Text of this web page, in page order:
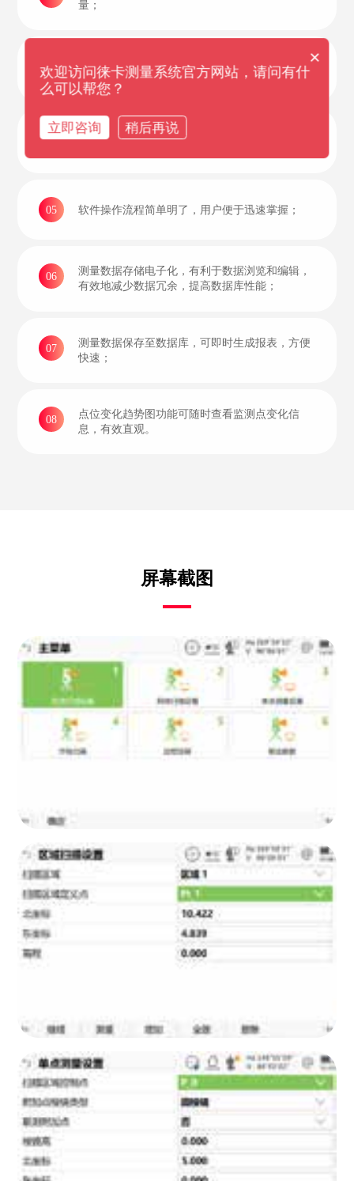
量；
03
方式与远程控制中心进行通讯；
04
一台仪器可设置多个扫描区域进行连续分块监
05 软件操作流程简单明了，用户便于迅速掌握；
06
测量数据存储电子化，有利于数据浏览和编辑，
有效地减少数据冗余，提高数据库性能；
07
测量数据保存至数据库，可即时生成报表，方便
快速；
08
点位变化趋势图功能可随时查看监测点变化信
息，有效直观。
屏幕截图
×
欢迎访问徕卡测量系统官方网站，请问有什
么可以帮您？
立即咨询 稍后再说